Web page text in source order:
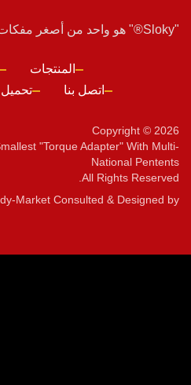
المنتجات
تحميل اتصل بنا
Copyright © 2026
"torque Adapter" With Multi-
National Pentents
All Rights Reserved.
Consulted & Designed by
Market